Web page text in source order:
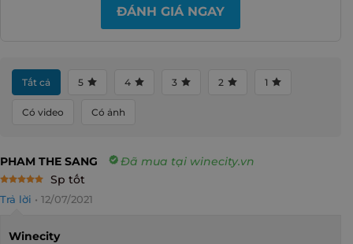
ĐÁNH GIÁ NGAY
Tất cả 5 4 3 2 1
Có video Có ảnh
PHAM THE SANG Đã mua tại winecity.vn
out of 5
Sp tốt
Trả lời • 12/07/2021
Winecity